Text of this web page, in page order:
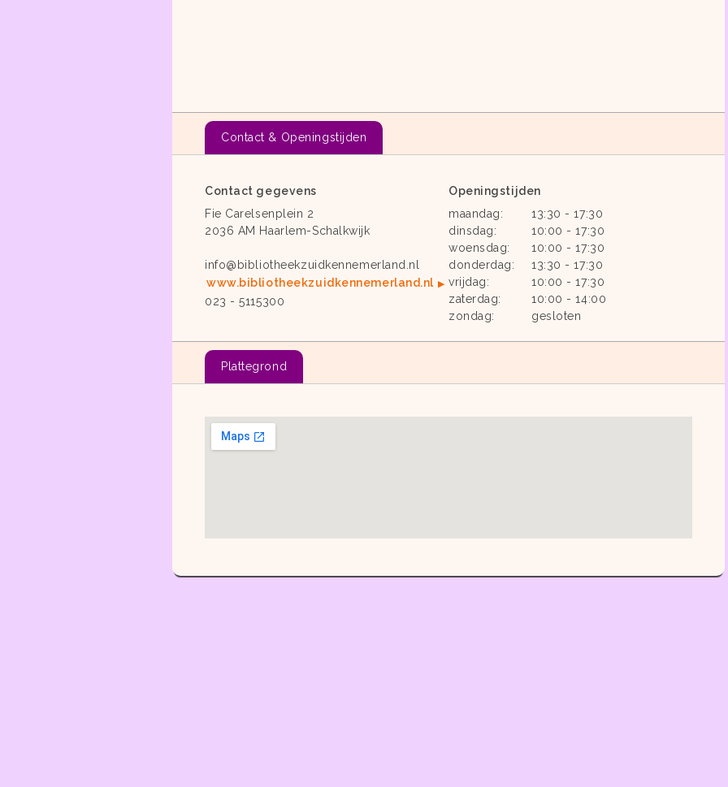
Contact & Openingstijden
Contact gegevens
Fie Carelsenplein 2
2036 AM Haarlem-Schalkwijk
info@bibliotheekzuidkennemerland.nl
www.bibliotheekzuidkennemerland.nl
023 - 5115300
Openingstijden
maandag:
13:30 - 17:30
dinsdag:
10:00 - 17:30
woensdag:
10:00 - 17:30
donderdag:
13:30 - 17:30
vrijdag:
10:00 - 17:30
zaterdag:
10:00 - 14:00
zondag:
gesloten
Plattegrond